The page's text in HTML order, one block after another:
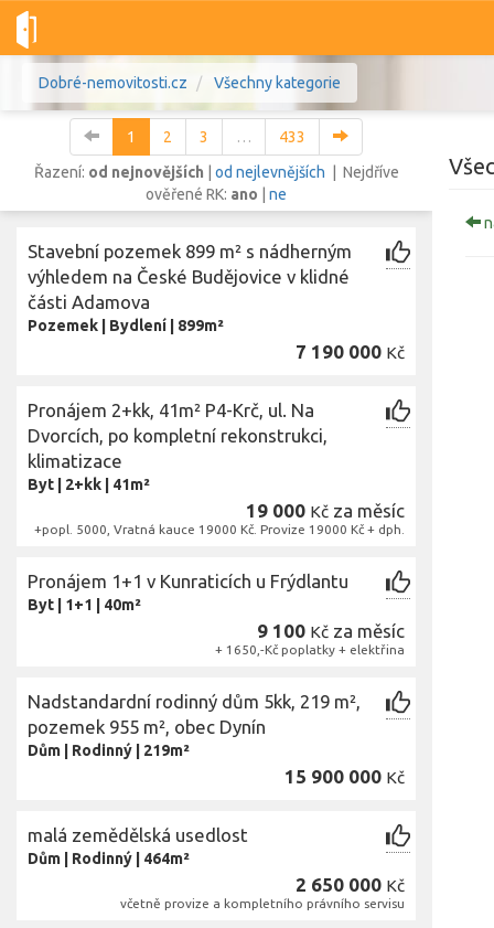
Dobré-nemovitosti.cz Všechny kategorie
Lokalita
Lokalita
1 2 3 …
433
Řazení: od nejnovějších od nejlevnějších | Nejdříve
ověřené RK: ano ne
Stavební pozemek 899 m² s nádherným
výhledem na České Budějovice v klidné
části Adamova
Pozemek Bydlení 899m²
7 190 000 Kč
Pronájem 2+kk, 41m² P4-Krč, ul. Na
Dvorcích, po kompletní rekonstrukci,
klimatizace
Byt 2+kk 41m²
19 000 Kč za měsíc
+popl. 5000, Vratná kauce 19000 Kč. Provize 19000 Kč + dph.
Pronájem 1+1 v Kunraticích u Frýdlantu
Byt 1+1 40m²
9 100 Kč za měsíc
+ 1650,-Kč poplatky + elektřina
Nadstandardní rodinný dům 5kk, 219 m²,
pozemek 955 m², obec Dynín
Dům Rodinný 219m²
15 900 000 Kč
malá zemědělská usedlost
Dům Rodinný 464m²
2 650 000 Kč
včetně provize a kompletního právního servisu